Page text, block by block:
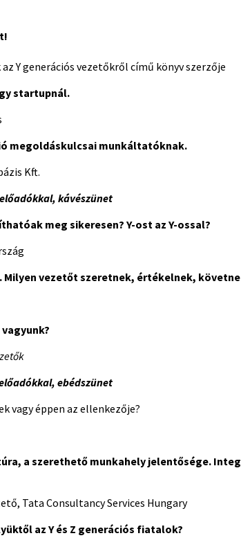
Y generációs vezetőkről című könyv szerzője
startupnál.
megoldáskulcsai munkáltatóknak.
Kft.
kávészünet
meg sikeresen?Y-ost az Y-ossal?
vezetőt szeretnek, értékelnek,
ebédszünet
vagy éppen az ellenkezője?
a szerethető munkahely jelentősége.
Tata Consultancy Services Hungary
az Y és Z generációs fiatalok?